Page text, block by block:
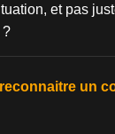
et pas
?
un